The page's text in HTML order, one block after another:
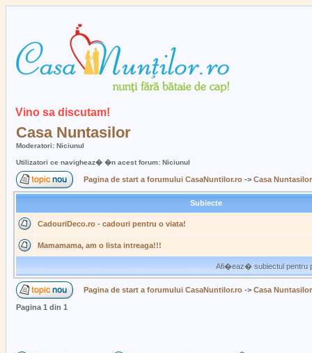
Vino sa discutam!
Casa Nuntasilor
Moderatori: Niciunul
Utilizatori ce navigheaz� �n acest forum: Niciunul
Pagina de start a forumului CasaNuntilor.ro -> Casa Nuntasilor
Subiecte
CadouriDeco.ro - cadouri pentru o viata!
Mamamama, am o lista intreaga!!!
Afi�eaz� subiectul pentru
Pagina de start a forumului CasaNuntilor.ro -> Casa Nuntasilor
Pagina 1 din 1